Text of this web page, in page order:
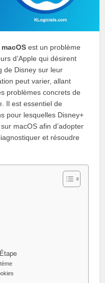
est un problème
d’Apple qui désirent
de Disney sur leur
peut varier, allant
problèmes concrets de
Il est essentiel de
pour lesquelles Disney+
macOS afin d’adopter
et résoudre